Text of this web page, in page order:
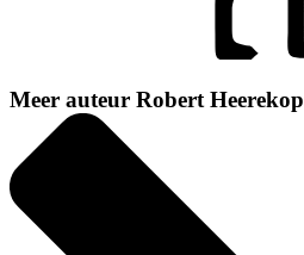
Meer auteur Robert Heerekop